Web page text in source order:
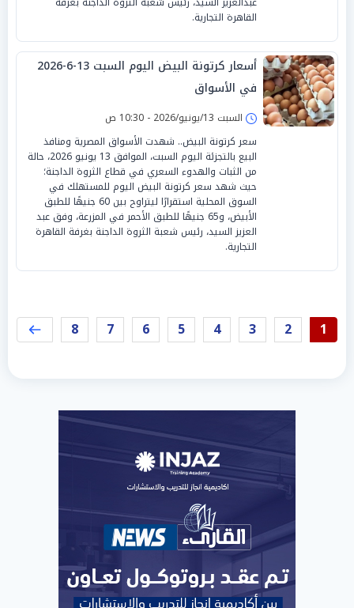
القاهرة التجارية.
أسعار كرتونة البيض اليوم السبت 13-6-2026
في الأسواق
السبت 13/يونيو/2026 - 10:30 ص
سعر كرتونة البيض.. شهدت الأسواق المصرية ومنافذ
البيع بالتجزئة اليوم السبت، الموافق 13 يونيو 2026، حالة
من الثبات والهدوء السعري في قطاع الثروة الداجنة؛
حيث شهد سعر كرتونة البيض اليوم للمستهلك في
السوق المحلية استقرارًا ليتراوح بين 60 جنيهًا للطبق
الأبيض، و65 جنيهًا للطبق الأحمر في المزرعة، وفق عبد
العزيز السيد، رئيس شعبة الثروة الداجنة بغرفة القاهرة
التجارية.
1
2
3
4
5
6
7
8